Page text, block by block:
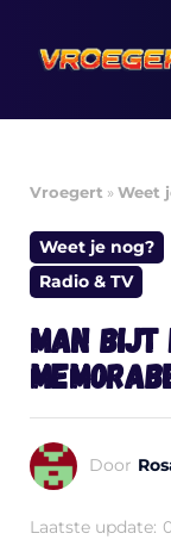
naar
inhoud
Vroegert »Weet
Weet je nog?
Radio & TV
Man Bijt
Door
Laatste update: